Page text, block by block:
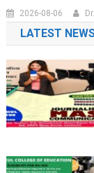
2026-08-06
LATEST